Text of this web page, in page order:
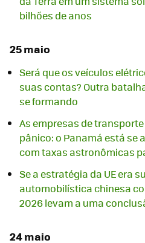
bilhões de anos
25 maio
Será que os veículos
suas contas? Outra
se formando
As empresas de
pânico: o Panamá está se
com taxas astronômicas
Se a estratégia da UE era
automobilística chinesa
2026 levam a uma
24 maio